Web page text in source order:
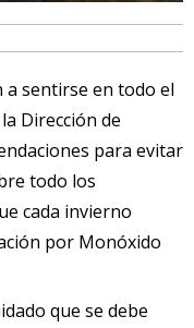
a sentirse en todo el
Dirección de
para evitar
todo los
cada invierno
por Monóxido
que se debe